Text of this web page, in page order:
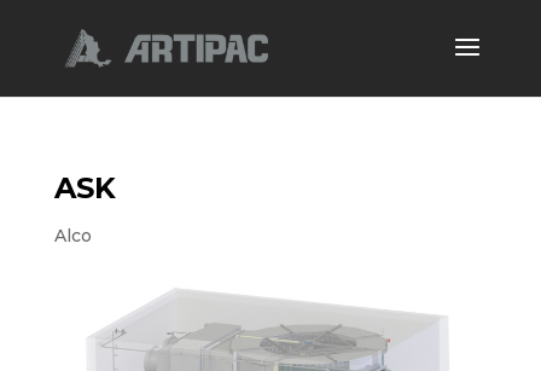
ASK
Alco